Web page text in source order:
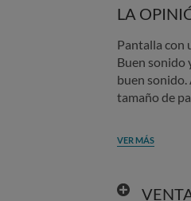
LA
Pantalla con
Buen sonido
buen sonido.
tamaño de
VER MÁS